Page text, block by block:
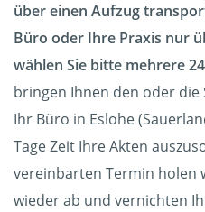
über einen Aufzug
Büro oder Ihre Praxis nur
wählen Sie bitte mehrere
bringen Ihnen den oder
Ihr Büro in Eslohe
Tage Zeit Ihre Akten
vereinbarten Termin holen
wieder ab und vernichten